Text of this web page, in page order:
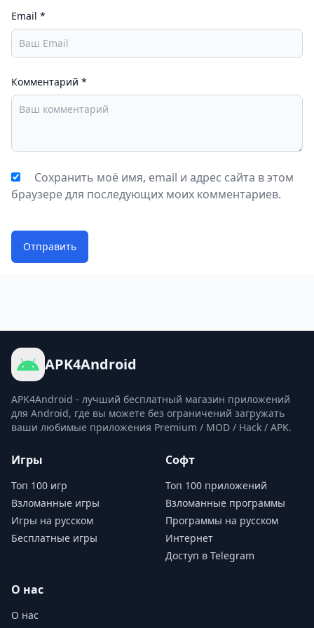
Email *
Комментарий *
Сохранить моё имя, email и адрес сайта в этом
браузере для последующих моих комментариев.
Отправить
APK4Android
APK4Android - лучший бесплатный магазин приложений
для Android, где вы можете без ограничений загружать
ваши любимые приложения Premium / MOD / Hack / APK.
Игры
Топ 100 игр
Взломанные игры
Игры на русском
Бесплатные игры
Софт
Топ 100 приложений
Взломанные программы
Программы на русском
Интернет
Доступ в Telegram
О нас
О нас